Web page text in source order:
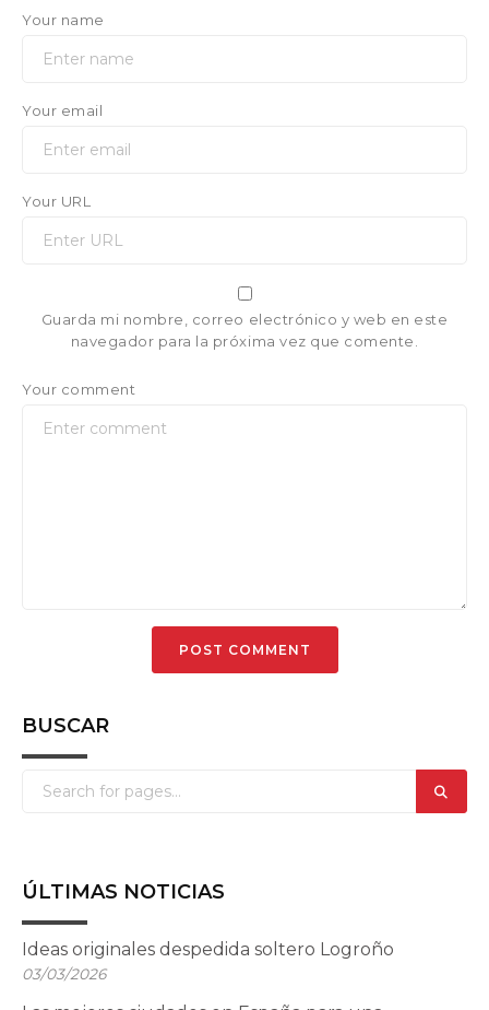
Your name
Your email
Your URL
Guarda mi nombre, correo electrónico y web en este
navegador para la próxima vez que comente.
Your comment
BUSCAR
ÚLTIMAS NOTICIAS
Ideas originales despedida soltero Logroño
03/03/2026